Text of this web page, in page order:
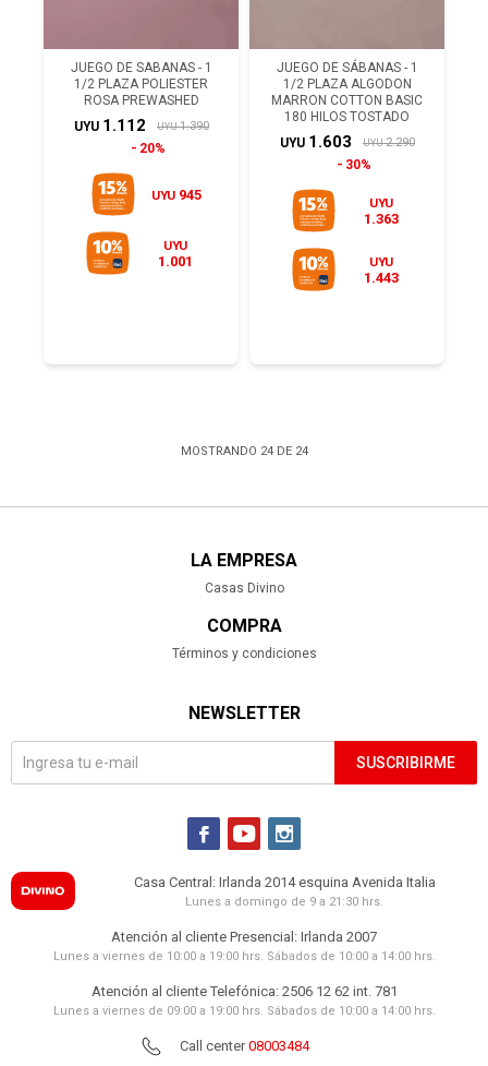
JUEGO DE SABANAS - 1
1/2 PLAZA POLIESTER
ROSA PREWASHED
UYU 1.112 UYU 1.390
20%
UYU 945
UYU
1.001
JUEGO DE SÁBANAS - 1
1/2 PLAZA ALGODON
MARRON COTTON BASIC
180 HILOS TOSTADO
UYU 1.603 UYU 2.290
30%
UYU
1.363
UYU
1.443
MOSTRANDO 24DE 24
LA EMPRESA
Casas Divino
COMPRA
Términos y condiciones
NEWSLETTER
SUSCRIBIRME
  
Casa Central: Irlanda 2014 esquina Avenida Italia
Lunes a domingo de 9 a 21:30 hrs.
Atención al cliente Presencial: Irlanda 2007
Lunes a viernes de 10:00 a 19:00 hrs. Sábados de 10:00 a 14:00 hrs.
Atención al cliente Telefónica: 2506 12 62 int. 781
Lunes a viernes de 09:00 a 19:00 hrs. Sábados de 10:00 a 14:00 hrs.
Call center08003484